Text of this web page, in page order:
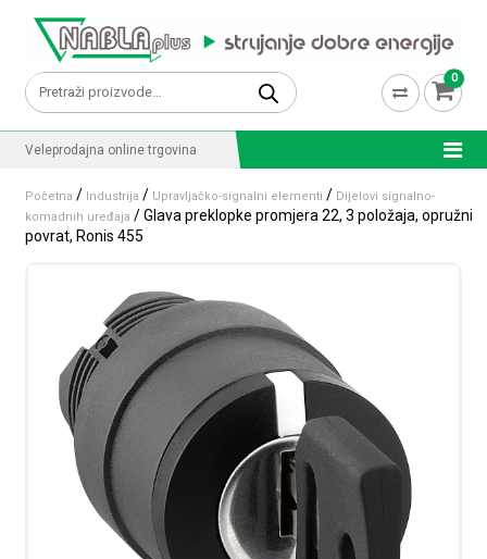
Pretraži: 0
Veleprodajna online trgovina
Početna / Industrija / Upravljačko-signalni elementi / Dijelovi signalno-
komadnih uređaja / Glava preklopke promjera 22, 3 položaja, opružni
povrat, Ronis 455